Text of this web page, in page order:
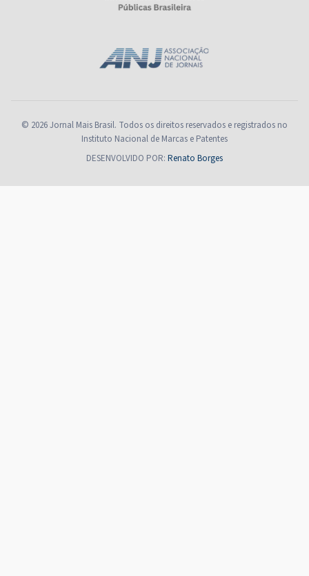
© 2026 Jornal Mais Brasil. Todos os direitos reservados e registrados no
Instituto Nacional de Marcas e Patentes
DESENVOLVIDO POR: Renato Borges